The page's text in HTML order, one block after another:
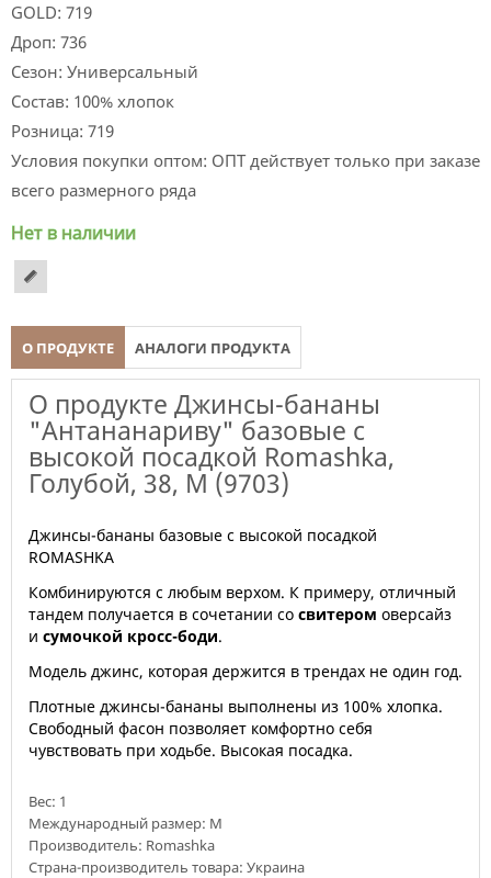
GOLD: 719
Дроп: 736
Сезон: Универсальный
Состав: 100% хлопок
Розница: 719
Условия покупки оптом: ОПТ действует только при заказе
всего размерного ряда
Нет в наличии
О ПРОДУКТЕ АНАЛОГИ ПРОДУКТА
О продукте Джинсы-бананы
"Антананариву" базовые с
высокой посадкой Romashka,
Голубой, 38, M (9703)
Джинсы-бананы базовые с высокой посадкой
ROMASHKА
Комбинируются с любым верхом. К примеру, отличный
тандем получается в сочетании со свитером оверсайз
и сумочкой кросс-боди.
Модель джинс, которая держится в трендах не один год.
Плотные джинсы-бананы выполнены из 100% хлопка.
Свободный фасон позволяет комфортно себя
чувствовать при ходьбе. Высокая посадка.
Вес: 1
Международный размер: M
Производитель: Romashka
Страна-производитель товара: Украина